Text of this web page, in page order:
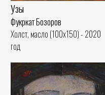
Узы
Фукркат Бозоров
Холст, масло (100x150) - 2020
год